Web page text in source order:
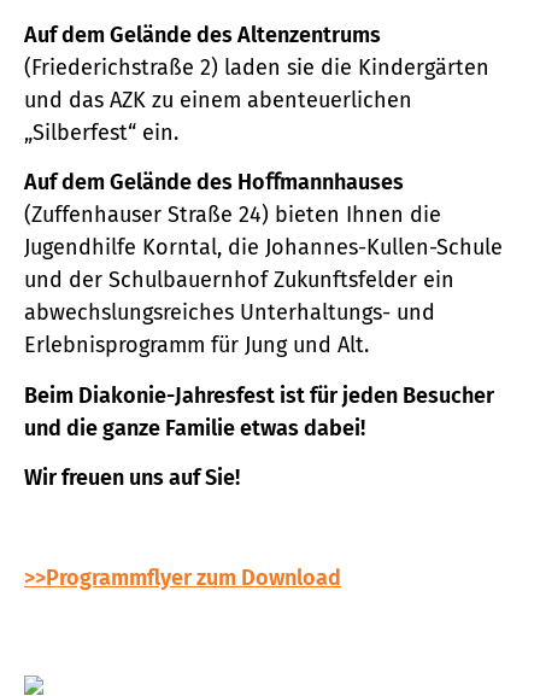
Auf dem Gelände des Altenzentrums
(Friederichstraße 2) laden sie die Kindergärten
und das AZK zu einem abenteuerlichen
„Silberfest“ ein.
Auf dem Gelände des Hoﬀmannhauses
(Zuﬀenhauser Straße 24) bieten Ihnen die
Jugendhilfe Korntal, die Johannes-Kullen-Schule
und der Schulbauernhof Zukunftsfelder ein
abwechslungsreiches Unterhaltungs- und
Erlebnisprogramm für Jung und Alt.
Beim Diakonie-Jahresfest ist für jeden Besucher
und die ganze Familie etwas dabei!
Wir freuen uns auf Sie!
>>Programmflyer zum Download